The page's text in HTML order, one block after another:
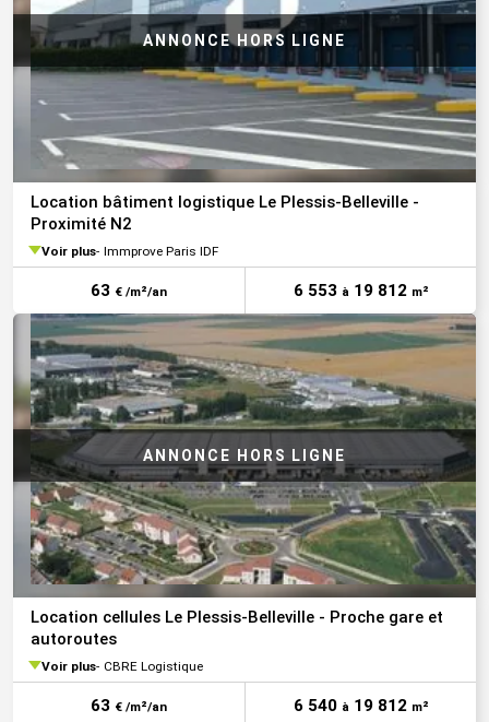
Location bâtiment logistique Le Plessis-Belleville -
Proximité N2
Voir plus Immprove Paris IDF
63 € /m²/an 6 553 à19 812 m²
Location cellules Le Plessis-Belleville - Proche gare et
autoroutes
Voir plus CBRE Logistique
63 € /m²/an 6 540 à19 812 m²